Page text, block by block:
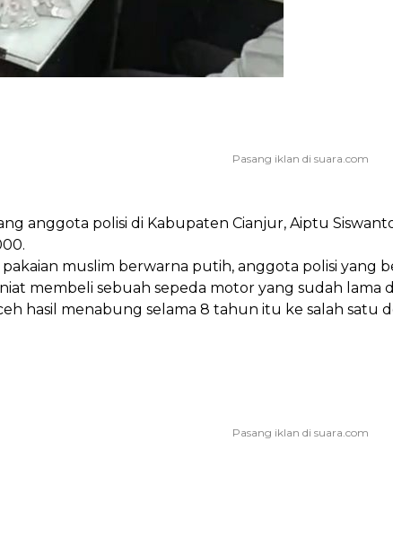
anggota polisi di Kabupaten Cianjur, Aiptu
muslim berwarna putih, anggota polisi
membeli sebuah sepeda motor yang sudah lama
hasil menabung selama 8 tahun itu ke salah satu